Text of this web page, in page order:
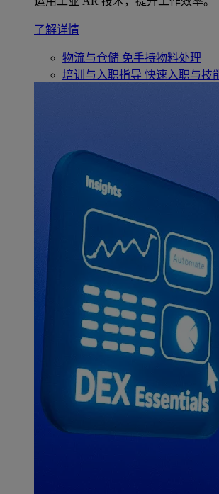
了解详情
物流与仓储 免手持物料处理
培训与入职指导 快速入职与技